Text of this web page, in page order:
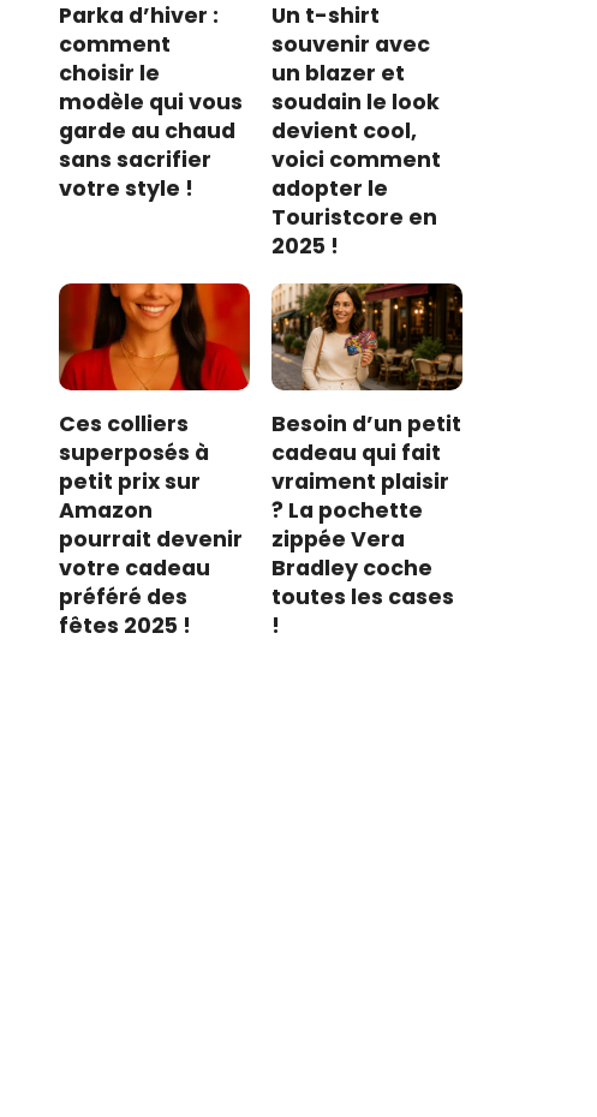
Parka d’hiver :
comment
choisir le
modèle qui vous
garde au chaud
sans sacrifier
votre style !
Un t-shirt
souvenir avec
un blazer et
soudain le look
devient cool,
voici comment
adopter le
Touristcore en
2025 !
Ces colliers
superposés à
petit prix sur
Amazon
pourrait devenir
votre cadeau
préféré des
fêtes 2025 !
Besoin d’un petit
cadeau qui fait
vraiment plaisir
? La pochette
zippée Vera
Bradley coche
toutes les cases
!